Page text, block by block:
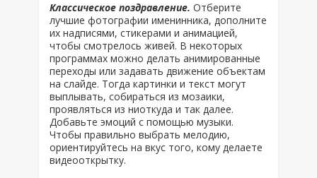
Классическое поздравление. Отберите
лучшие фотографии именинника, дополните
их надписями, стикерами и анимацией,
чтобы смотрелось живей. В некоторых
программах можно делать анимированные
переходы или задавать движение объектам
на слайде. Тогда картинки и текст могут
выплывать, собираться из мозаики,
проявляться из ниоткуда и так далее.
Добавьте эмоций с помощью музыки.
Чтобы правильно выбрать мелодию,
ориентируйтесь на вкус того, кому делаете
видеооткрытку.